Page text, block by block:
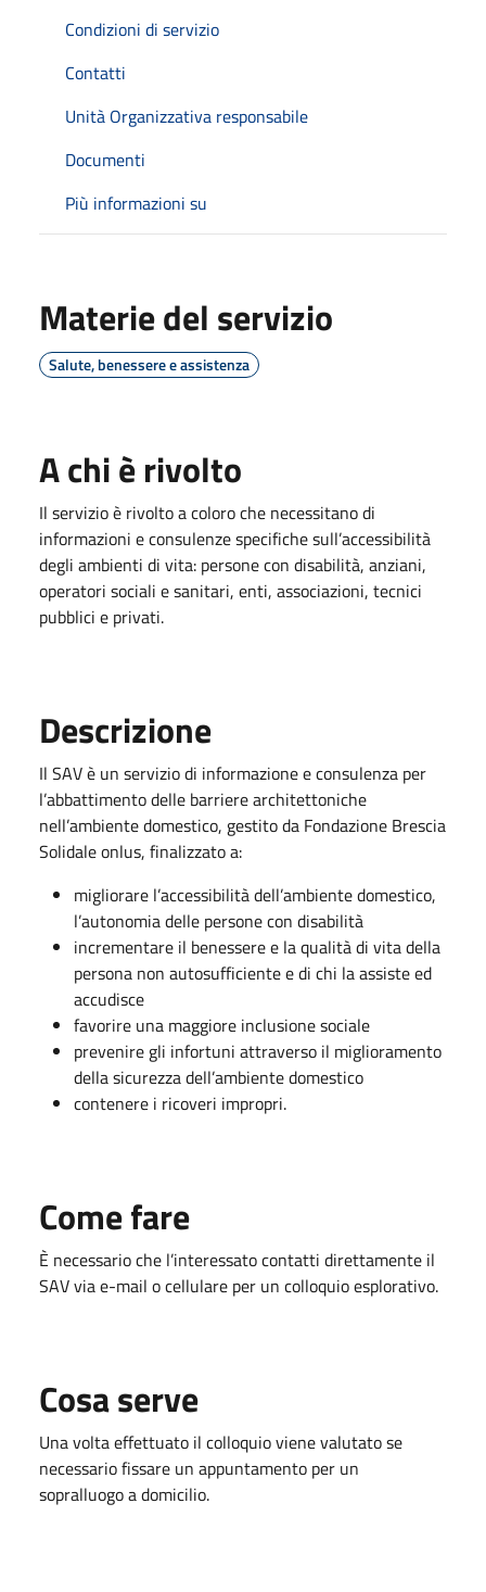
Condizioni di servizio
Contatti
Unità Organizzativa responsabile
Documenti
Più informazioni su
Materie del servizio
Salute, benessere e assistenza
A chi è rivolto
Il servizio è rivolto a coloro che necessitano di
informazioni e consulenze specifiche sull’accessibilità
degli ambienti di vita: persone con disabilità, anziani,
operatori sociali e sanitari, enti, associazioni, tecnici
pubblici e privati.
Descrizione
Il SAV è un servizio di informazione e consulenza per
l’abbattimento delle barriere architettoniche
nell’ambiente domestico, gestito da Fondazione Brescia
Solidale onlus, finalizzato a:
migliorare l’accessibilità dell’ambiente domestico,
l’autonomia delle persone con disabilità
incrementare il benessere e la qualità di vita della
persona non autosufficiente e di chi la assiste ed
accudisce
favorire una maggiore inclusione sociale
prevenire gli infortuni attraverso il miglioramento
della sicurezza dell’ambiente domestico
contenere i ricoveri impropri.
Come fare
È necessario che l’interessato contatti direttamente il
SAV via e-mail o cellulare per un colloquio esplorativo.
Cosa serve
Una volta effettuato il colloquio viene valutato se
necessario fissare un appuntamento per un
sopralluogo a domicilio.